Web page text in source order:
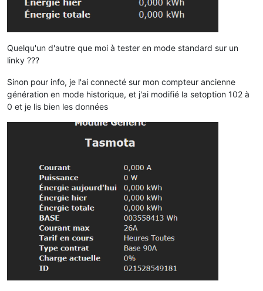
Quelqu'un d'autre que moi à tester en mode standard sur un
linky ???
Sinon pour info, je l'ai connecté sur mon compteur ancienne
génération en mode historique, et j'ai modifié la setoption 102 à
0 et je lis bien les données